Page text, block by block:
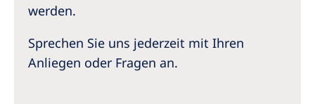
werden.
Sprechen Sie uns jederzeit mit Ihren
Anliegen oder Fragen an.